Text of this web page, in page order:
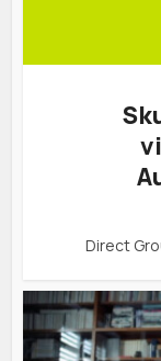
Direct